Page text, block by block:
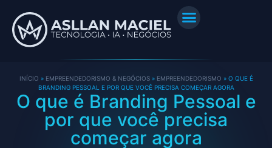
INÍCIO » EMPREENDEDORISMO & NEGÓCIOS» EMPREENDEDORISMO » O QUE É
BRANDING PESSOAL E POR QUE VOCÊ PRECISA COMEÇAR AGORA
O que é Branding Pessoal e
por que você precisa
começar agora